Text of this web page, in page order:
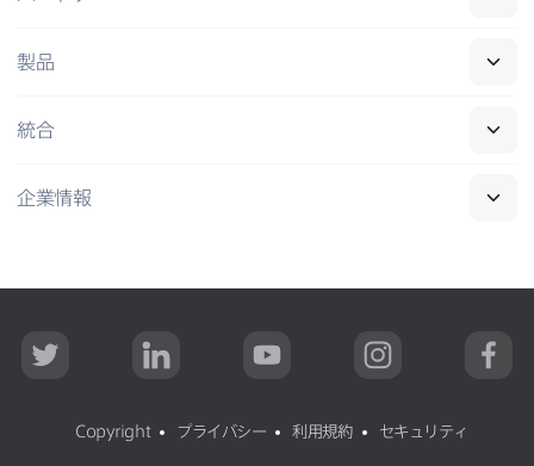
製品
統合
企業情報
Copyright プライバシー 利用規約 セキュリティ
T
w
L
i
d
Y
o
b
I
n
a
g
F
a